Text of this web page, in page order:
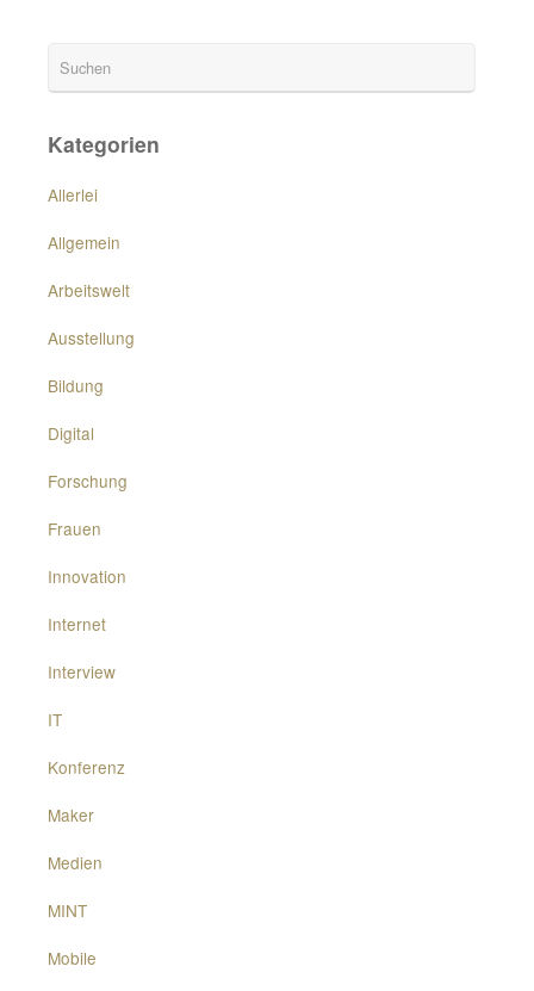
Kategorien
Allerlei
Allgemein
Arbeitswelt
Ausstellung
Bildung
Digital
Forschung
Frauen
Innovation
Internet
Interview
IT
Konferenz
Maker
Medien
MINT
Mobile